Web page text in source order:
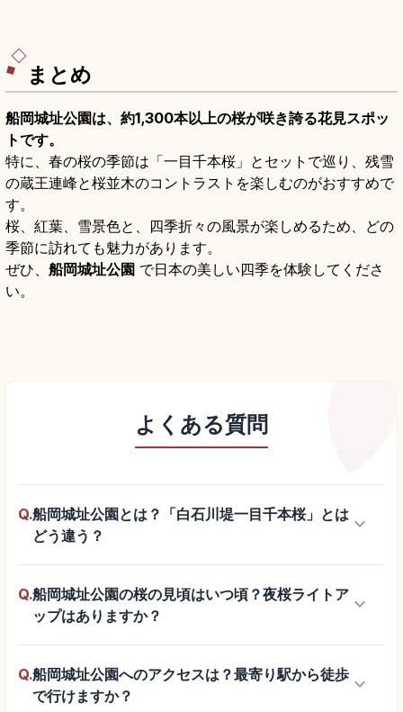
まとめ
船岡城址公園は、約1,300本以上の桜が咲き誇る花見スポッ
トです。
特に、春の桜の季節は「一目千本桜」とセットで巡り、残雪
の蔵王連峰と桜並木のコントラストを楽しむのがおすすめで
す。
桜、紅葉、雪景色と、四季折々の風景が楽しめるため、どの
季節に訪れても魅力があります。
ぜひ、 船岡城址公園 で日本の美しい四季を体験してくださ
い。
よくある質問
Q.船岡城址公園とは？「白石川堤一目千本桜」とは
どう違う？
keyboard_arrow_down
Q.船岡城址公園の桜の見頃はいつ頃？夜桜ライトア
ップはありますか？
keyboard_arrow_down
Q.船岡城址公園へのアクセスは？最寄り駅から徒歩
で行けますか？
keyboard_arrow_down